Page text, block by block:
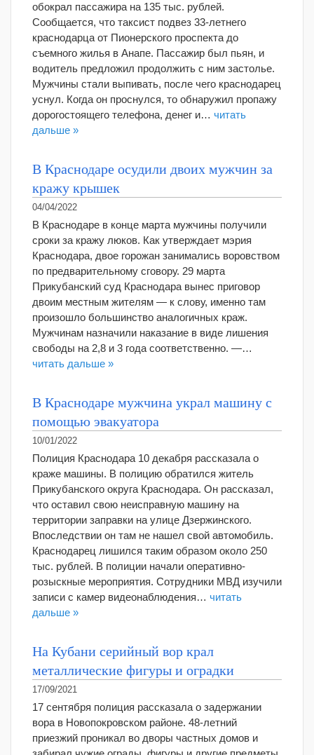
обокрал пассажира на 135 тыс. рублей.
Сообщается, что таксист подвез 33-летнего
краснодарца от Пионерского проспекта до
съемного жилья в Анапе. Пассажир был пьян, и
водитель предложил продолжить с ним застолье.
Мужчины стали выпивать, после чего краснодарец
уснул. Когда он проснулся, то обнаружил пропажу
дорогостоящего телефона, денег и… читать
дальше »
В Краснодаре осудили двоих мужчин за
кражу крышек
04/04/2022
В Краснодаре в конце марта мужчины получили
сроки за кражу люков. Как утверждает мэрия
Краснодара, двое горожан занимались воровством
по предварительному сговору. 29 марта
Прикубанский суд Краснодара вынес приговор
двоим местным жителям — к слову, именно там
произошло большинство аналогичных краж.
Мужчинам назначили наказание в виде лишения
свободы на 2,8 и 3 года соответственно. —…
читать дальше »
В Краснодаре мужчина украл машину с
помощью эвакуатора
10/01/2022
Полиция Краснодара 10 декабря рассказала о
краже машины. В полицию обратился житель
Прикубанского округа Краснодара. Он рассказал,
что оставил свою неисправную машину на
территории заправки на улице Дзержинского.
Впоследствии он там не нашел свой автомобиль.
Краснодарец лишился таким образом около 250
тыс. рублей. В полиции начали оперативно-
розыскные мероприятия. Сотрудники МВД изучили
записи с камер видеонаблюдения… читать
дальше »
На Кубани серийный вор крал
металлические фигуры и оградки
17/09/2021
17 сентября полиция рассказала о задержании
вора в Новопокровском районе. 48-летний
приезжий проникал во дворы частных домов и